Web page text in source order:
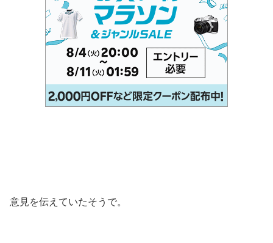
意見を伝えていたそうで。